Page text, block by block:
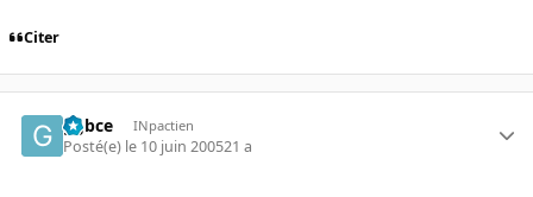
Citer
ggbce INpactien
Posté(e) le 10 juin 200521 a